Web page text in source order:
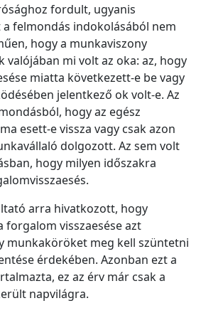
fordult, ugyanis
felmondás indokolásából nem
hogy a munkaviszony
valójában mi volt az oka: az, hogy
miatta következett-e be vagy
jelentkező ok volt-e. Az
hogy az egész
esett-e vissza vagy csak azon
dolgozott. Az sem volt
hogy milyen időszakra
arra hivatkozott, hogy
forgalom visszaesése azt
munkaköröket meg kell szüntetni
érdekében. Azonban ezt a
ez az érv már csak a
napvilágra.